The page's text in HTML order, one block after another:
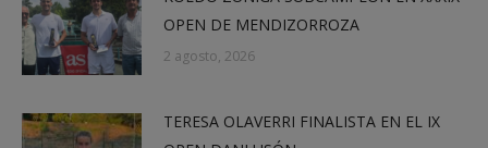
OPEN DE MENDIZORROZA
2 agosto, 2026
TERESA OLAVERRI FINALISTA EN EL IX